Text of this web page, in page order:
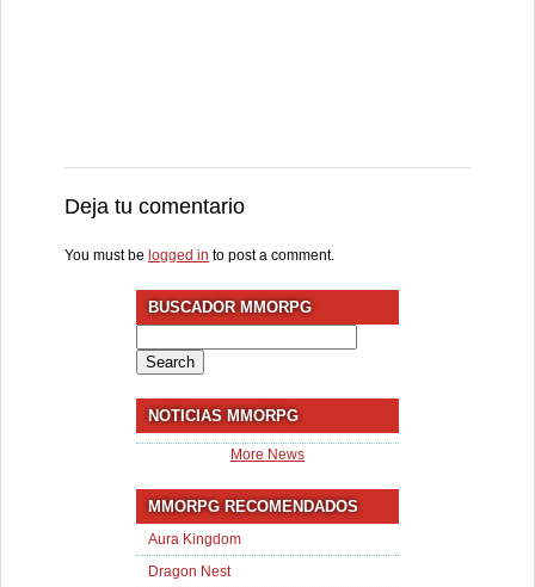
Deja tu comentario
You must be logged in to post a comment.
BUSCADOR MMORPG
for:
NOTICIAS MMORPG
More News
MMORPG RECOMENDADOS
Aura Kingdom
Dragon Nest